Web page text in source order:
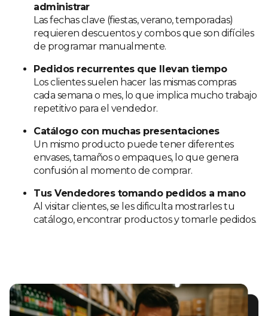
administrar
Las fechas clave (fiestas, verano, temporadas)
requieren descuentos y combos que son difíciles
de programar manualmente.
Pedidos recurrentes que llevan tiempo
Los clientes suelen hacer las mismas compras
cada semana o mes, lo que implica mucho trabajo
repetitivo para el vendedor.
Catálogo con muchas presentaciones
Un mismo producto puede tener diferentes
envases, tamaños o empaques, lo que genera
confusión al momento de comprar.
Tus Vendedores tomando pedidos a mano
Al visitar clientes, se les dificulta mostrarles tu
catálogo, encontrar productos y tomarle pedidos.